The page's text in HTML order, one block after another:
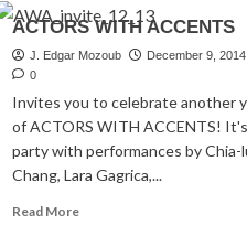
Nadis
de
TEBA
por
otro
de
semana
ACTORS WITH ACCENTS
J. Edgar Mozoub
December 9, 2014
0
Invites you to celebrate another
of ACTORS WITH ACCENTS!
party with performances by Chia-
Chang, Lara Gagrica,...
Read MoreRead